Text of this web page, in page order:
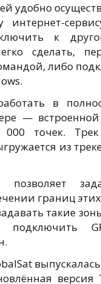
удобно
интернет-
к
сделать,
либо
в
—
точек.
из
позволяет
границ
такие
подключить
выпускалась
версия